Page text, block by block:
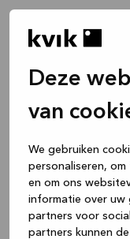
Deze
van
We gebruiken
personaliseren,
en om ons
informatie over uw
partners voor
partners kunnen